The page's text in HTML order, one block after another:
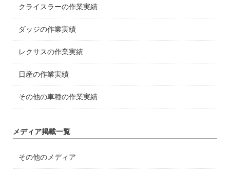
クライスラーの作業実績
ダッジの作業実績
レクサスの作業実績
日産の作業実績
その他の車種の作業実績
メディア掲載一覧
その他のメディア